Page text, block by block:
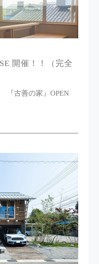
開催！！（完全
『古善の家』OPEN